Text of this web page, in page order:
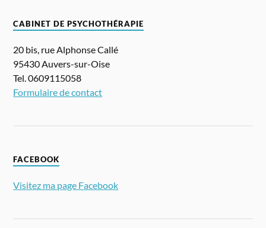
CABINET DE PSYCHOTHÉRAPIE
20 bis, rue Alphonse Callé
95430 Auvers-sur-Oise
Tel. 0609115058
Formulaire de contact
FACEBOOK
Visitez ma page Facebook